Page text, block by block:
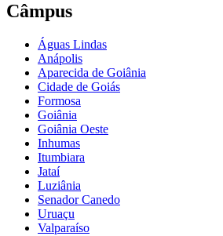
Câmpus
Águas Lindas
Anápolis
Aparecida de Goiânia
Cidade de Goiás
Formosa
Goiânia
Goiânia Oeste
Inhumas
Itumbiara
Jataí
Luziânia
Senador Canedo
Uruaçu
Valparaíso